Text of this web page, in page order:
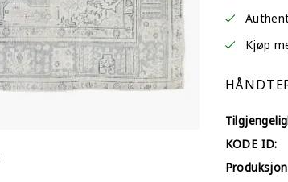
Kjøp
KODE ID: